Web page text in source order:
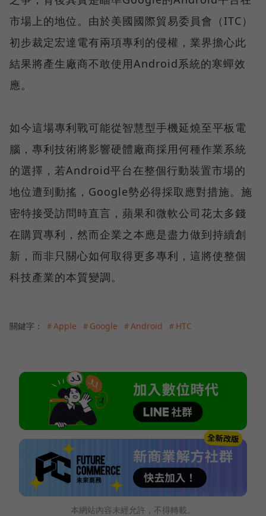
市場上的地位。由於美國國際貿易委員會（ITC）
初步裁定宏達電有兩項專利的侵權，業界擔心此
結果將產生廠商不敢使用Android系統的寒蟬效
應。
如今這場專利戰可能從智慧型手機延燒至平板電
腦，專利技術將影響硬體廠商採用何種作業系統
的選擇，若Android平台在整個行動裝置市場的
地位遭到動搖，Google勢必得採取應對措施。施
密特接受訪問時直言，蘋果和微軟公司花太多錢
在購買專利，然而企業之本應是盡力做到持續創
新，而非只關心如何取得更多專利，這將使整個
科技產業的本質變調。
關鍵字： ＃Apple ＃Google ＃Android ＃HTC
本網站內容未經允許，不得轉載。